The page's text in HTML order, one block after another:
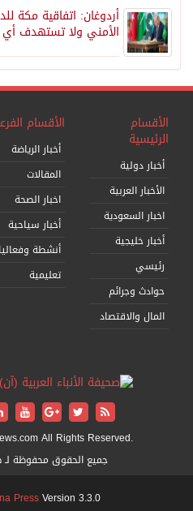
أردوغان: اتفاقية مكة
الأمني ولا تستهدف أي
الأقسام
الرئيسية
أخبار دولية
الأخبار العربية
اخبار السعودية
أخبار خليجية
رئيسي
حوادث وجرائم
المال والاقتصاد
الأقسام
أخبار الرياضة
المقالات
اخبار الصحة
أخبار سياحية
أنشطة
تعليمية
All Rights Reserved.
جميع الحقوق محفوظة لـ
PressVersion 3.3.0